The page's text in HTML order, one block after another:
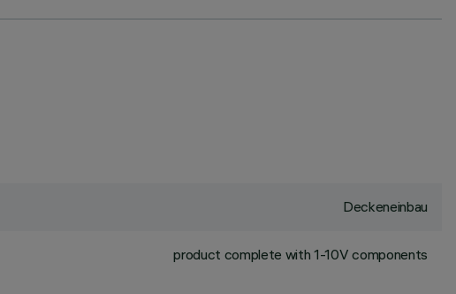
Deckeneinbau
product complete with 1-10V components